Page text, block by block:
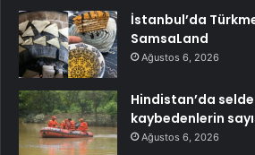
İstanbul’da
SamsaLand
Ağustos 6, 2026
Hindistan’da selde
kaybedenlerin
Ağustos 6, 2026